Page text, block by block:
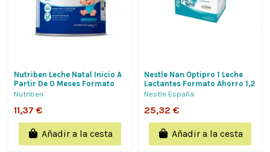
Nutriben Leche Natal Inicio A
Partir De 0 Meses Formato
Economico 400 G Alter
Nutriben
11,37 €
Añadir a la cesta
Nestle Nan Optipro 1 Leche
Lactantes Formato Ahorro 1,2
Kg
Nestle España
25,32 €
Añadir a la cesta